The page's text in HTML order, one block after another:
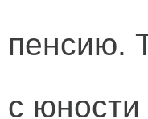
пенсию.
с